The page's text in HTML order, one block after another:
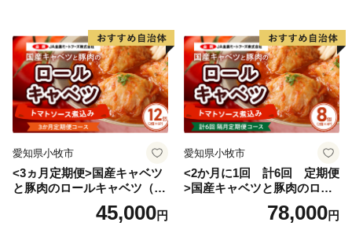
愛知県小牧市
<3ヵ月定期便>国産キャベツ
と豚肉のロールキャベツ（6P
45,000円
愛知県小牧市
<2か月に1回 計6回 定期便
>国産キャベツと豚肉のロー
ルキャベツ（4P入り）
78,000円